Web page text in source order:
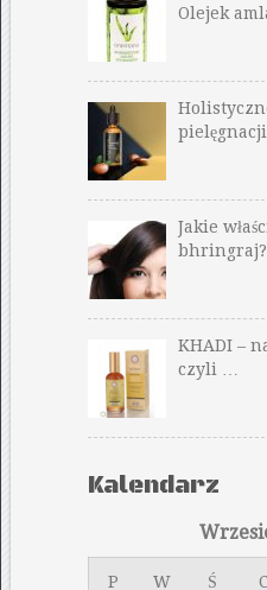
Olejek
Jakie
bhringraj?
KHADI –
czyli …
Kalendarz
P W Ś C